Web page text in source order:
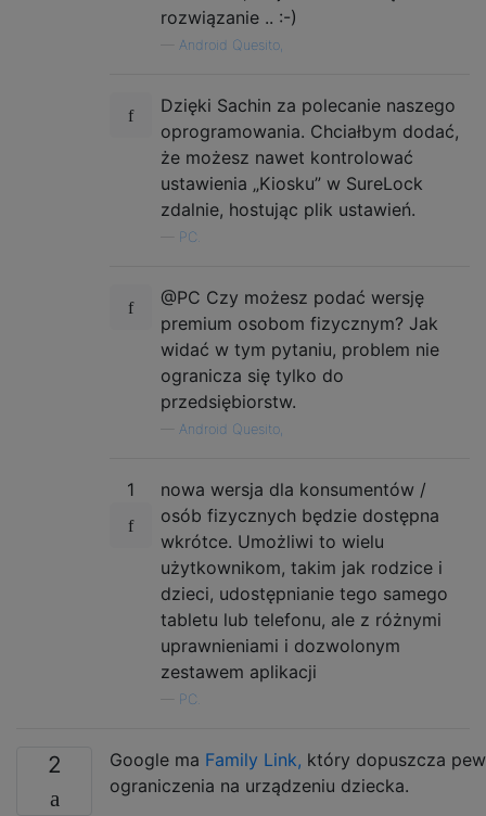
rozwiązanie .. :-)
Android Quesito,
Dzięki Sachin za polecanie naszego
oprogramowania. Chciałbym dodać,
że możesz nawet kontrolować
ustawienia „Kiosku” w SureLock
zdalnie, hostując plik ustawień.
PC.
@PC Czy możesz podać wersję
premium osobom fizycznym? Jak
widać w tym pytaniu, problem nie
ogranicza się tylko do
przedsiębiorstw.
Android Quesito,
1
nowa wersja dla konsumentów /
osób fizycznych będzie dostępna
wkrótce. Umożliwi to wielu
użytkownikom, takim jak rodzice i
dzieci, udostępnianie tego samego
tabletu lub telefonu, ale z różnymi
uprawnieniami i dozwolonym
zestawem aplikacji
PC.
2 Google ma Family Link, który dopuszcza
ograniczenia na urządzeniu dziecka.